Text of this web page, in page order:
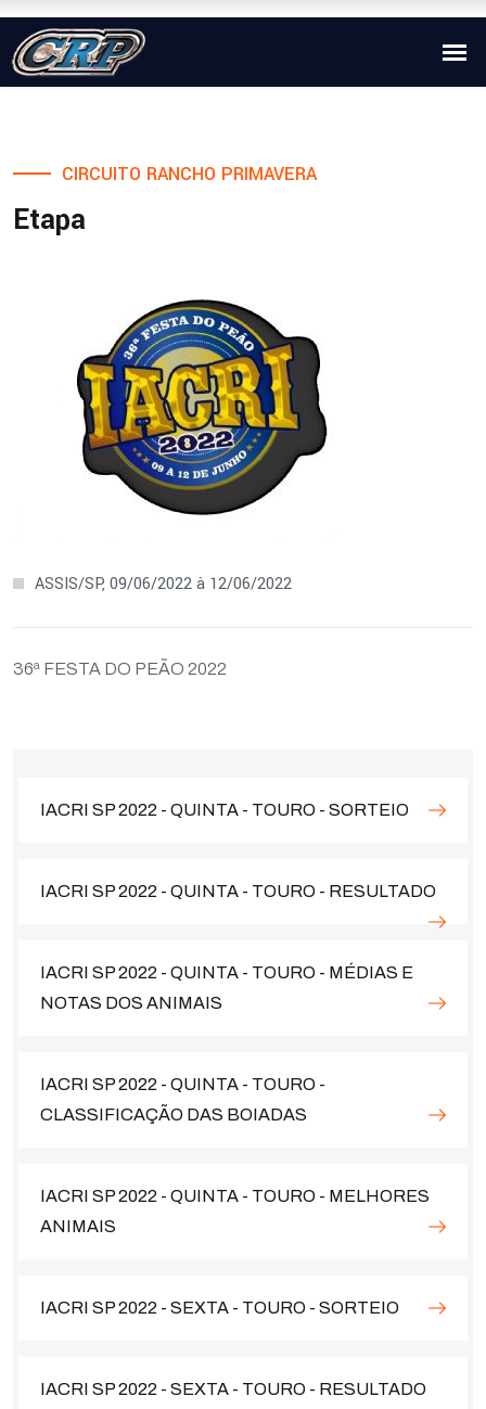
CIRCUITO RANCHO PRIMAVERA
Etapa
ASSIS/SP, 09/06/2022 à 12/06/2022
36ª FESTA DO PEÃO 2022
IACRI SP 2022 - QUINTA - TOURO - SORTEIO
IACRI SP 2022 - QUINTA - TOURO - RESULTADO
IACRI SP 2022 - QUINTA - TOURO - MÉDIAS E
NOTAS DOS ANIMAIS
IACRI SP 2022 - QUINTA - TOURO -
CLASSIFICAÇÃO DAS BOIADAS
IACRI SP 2022 - QUINTA - TOURO - MELHORES
ANIMAIS
IACRI SP 2022 - SEXTA - TOURO - SORTEIO
IACRI SP 2022 - SEXTA - TOURO - RESULTADO